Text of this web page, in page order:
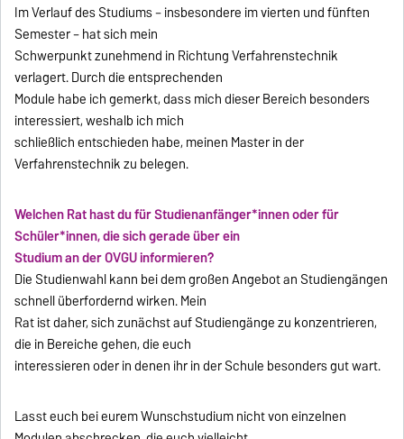
Im Verlauf des Studiums – insbesondere im vierten und fünften
Semester – hat sich mein
Schwerpunkt zunehmend in Richtung Verfahrenstechnik
verlagert. Durch die entsprechenden
Module habe ich gemerkt, dass mich dieser Bereich besonders
interessiert, weshalb ich mich
schließlich entschieden habe, meinen Master in der
Verfahrenstechnik zu belegen.
Welchen Rat hast du für Studienanfänger*innen oder für
Schüler*innen, die sich gerade über ein
Studium an der OVGU informieren?
Die Studienwahl kann bei dem großen Angebot an Studiengängen
schnell überfordernd wirken. Mein
Rat ist daher, sich zunächst auf Studiengänge zu konzentrieren,
die in Bereiche gehen, die euch
interessieren oder in denen ihr in der Schule besonders gut wart.
Lasst euch bei eurem Wunschstudium nicht von einzelnen